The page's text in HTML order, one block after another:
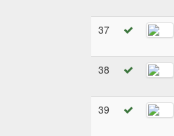
37
38
39